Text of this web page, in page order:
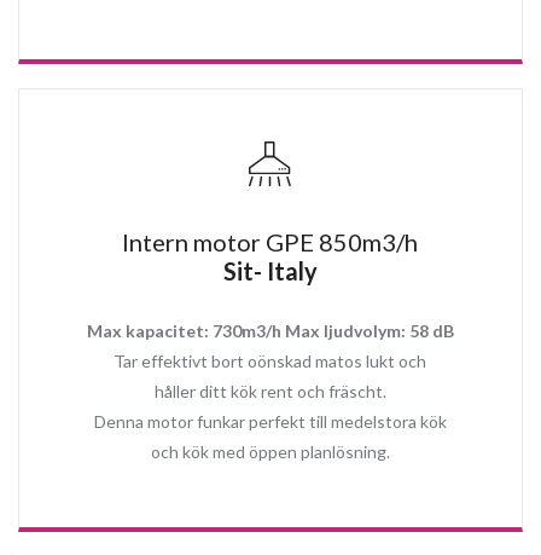
Experten att uppgradera till motor 850m3/h.
liknar bortforsling av oset utanför huset.
Topp Egenskaper:
Ljudlös drift med Extern vinds motor
Timer – ställ in efter gångs läge
Soft touch knapp styrning och fjärrkontroll
Intern motor GPE 850m3/h
Sit- Italy
Max kapacitet: 730m3/h Max ljudvolym: 58 dB
Tar effektivt bort oönskad matos lukt och
håller ditt kök rent och fräscht.
Denna motor funkar perfekt till medelstora kök
och kök med öppen planlösning.